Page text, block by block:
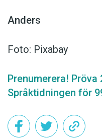
Anders
Foto: Pixabay
Prenumerera! Pröva
Språktidningen för